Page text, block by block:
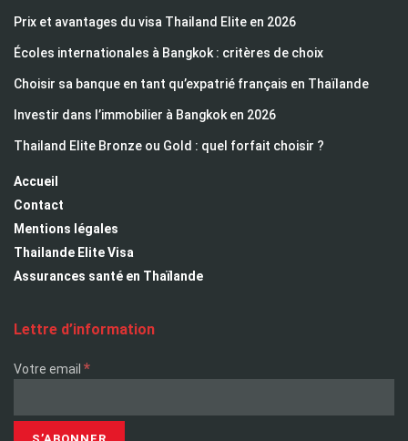
Prix et avantages du visa Thailand Elite en 2026
Écoles internationales à Bangkok : critères de choix
Choisir sa banque en tant qu’expatrié français en Thaïlande
Investir dans l’immobilier à Bangkok en 2026
Thailand Elite Bronze ou Gold : quel forfait choisir ?
Accueil
Contact
Mentions légales
Thailande Elite Visa
Assurances santé en Thaïlande
Lettre d’information
Votre email *